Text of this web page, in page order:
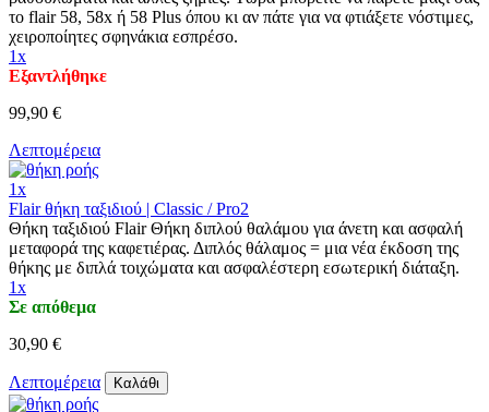
το flair 58, 58x ή 58 Plus όπου κι αν πάτε για να φτιάξετε νόστιμες,
χειροποίητες σφηνάκια εσπρέσο.
1x
Εξαντλήθηκε
99,90 €
Λεπτομέρεια
1x
Flair θήκη ταξιδιού | Classic / Pro2
Θήκη ταξιδιού Flair Θήκη διπλού θαλάμου για άνετη και ασφαλή
μεταφορά της καφετιέρας. Διπλός θάλαμος = μια νέα έκδοση της
θήκης με διπλά τοιχώματα και ασφαλέστερη εσωτερική διάταξη.
1x
Σε απόθεμα
30,90 €
Λεπτομέρεια Καλάθι